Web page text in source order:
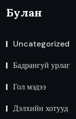
Булан
Uncategorized
Бадрангуй урлаг
Гол мэдээ
Дэлхийн хотууд